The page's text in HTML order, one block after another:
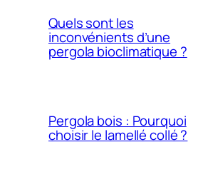
Quels sont les
inconvénients d’une
pergola bioclimatique ?
Pergola bois : Pourquoi
choisir le lamellé collé ?